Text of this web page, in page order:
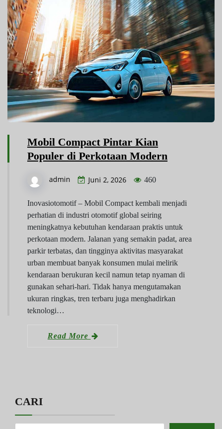
Mobil Compact Pintar Kian
Populer di Perkotaan Modern
admin Juni 2, 2026 460
Inovasiotomotif – Mobil Compact kembali menjadi
perhatian di industri otomotif global seiring
meningkatnya kebutuhan kendaraan praktis untuk
perkotaan modern. Jalanan yang semakin padat, area
parkir terbatas, dan tingginya aktivitas masyarakat
urban membuat banyak konsumen mulai melirik
kendaraan berukuran kecil namun tetap nyaman di
gunakan sehari-hari. Tidak hanya mengutamakan
ukuran ringkas, tren terbaru juga menghadirkan
teknologi…
Read More
CARI